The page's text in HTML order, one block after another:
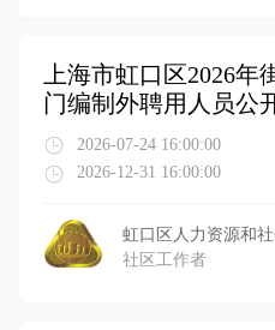
上海市虹口区2026
门编制外聘用人员公
2026-07-24 16:00:00
2026-12-31 16:00:00
虹口区人力资源和
社区工作者